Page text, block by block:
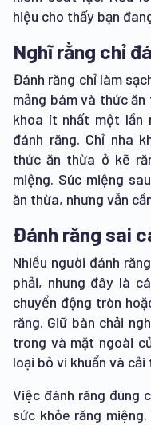
hiệu cho thấy bạn
Nghĩ rằng chỉ
Đánh răng chỉ làm
mảng bám và thức
khoa ít nhất một lần
đánh răng. Chỉ nha
thức ăn thừa ở kẽ
miệng. Súc miệng
ăn thừa, nhưng vẫn
Đánh răng sai
Nhiều người đánh
phải, nhưng đây là
chuyển động tròn
răng. Giữ bàn chải
trong và mặt ngoài
loại bỏ vi khuẩn và
Việc đánh răng đúng
sức khỏe răng